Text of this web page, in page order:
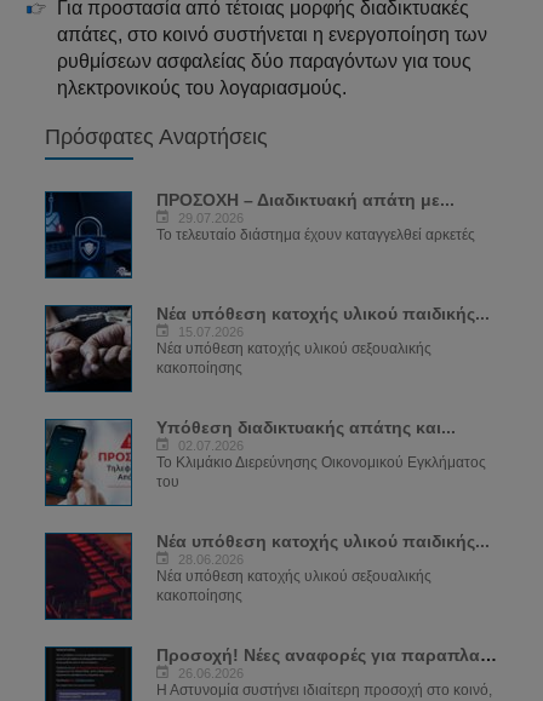
Για προστασία από τέτοιας μορφής διαδικτυακές
απάτες, στο κοινό συστήνεται η ενεργοποίηση των
ρυθμίσεων ασφαλείας δύο παραγόντων για τους
ηλεκτρονικούς του λογαριασμούς.
Πρόσφατες Αναρτήσεις
ΠΡΟΣΟΧΗ – Διαδικτυακή απάτη με...
29.07.2026
Το τελευταίο διάστημα έχουν καταγγελθεί αρκετές
Νέα υπόθεση κατοχής υλικού παιδικής...
15.07.2026
Νέα υπόθεση κατοχής υλικού σεξουαλικής
κακοποίησης
Υπόθεση διαδικτυακής απάτης και...
02.07.2026
Το Κλιμάκιο Διερεύνησης Οικονομικού Εγκλήματος
του
Νέα υπόθεση κατοχής υλικού παιδικής...
28.06.2026
Νέα υπόθεση κατοχής υλικού σεξουαλικής
κακοποίησης
Προσοχή! Νέες αναφορές για παραπλανητικά...
26.06.2026
Η Αστυνομία συστήνει ιδιαίτερη προσοχή στο κοινό,